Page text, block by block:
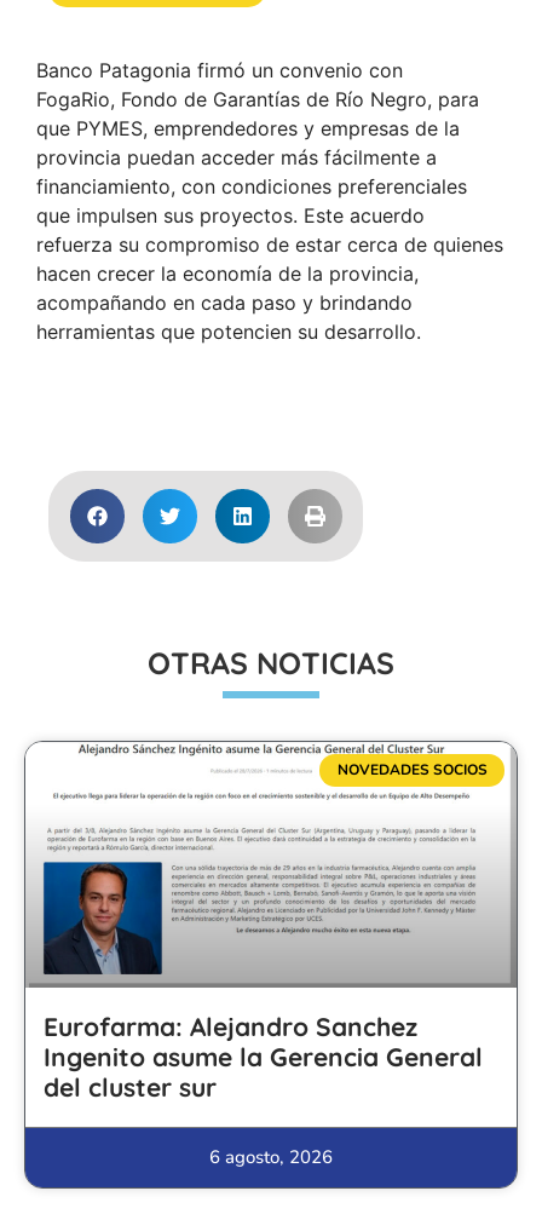
Banco Patagonia firmó un convenio con
FogaRio, Fondo de Garantías de Río Negro, para
que PYMES, emprendedores y empresas de la
provincia puedan acceder más fácilmente a
financiamiento, con condiciones preferenciales
que impulsen sus proyectos. Este acuerdo
refuerza su compromiso de estar cerca de quienes
hacen crecer la economía de la provincia,
acompañando en cada paso y brindando
herramientas que potencien su desarrollo.
OTRAS NOTICIAS
NOVEDADES SOCIOS
Eurofarma: Alejandro Sanchez
Ingenito asume la Gerencia General
del cluster sur
6 agosto, 2026